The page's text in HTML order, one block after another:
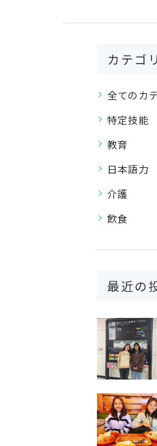
カテゴ
全てのカ
特定技能
教育
日本語力
介護
飲食
最近の